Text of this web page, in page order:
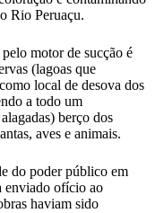
Rio Peruaçu.
motor de sucção é
(lagoas que
local de desova dos
a todo um
berço dos
aves e animais.
do poder público em
enviado ofício ao
haviam sido